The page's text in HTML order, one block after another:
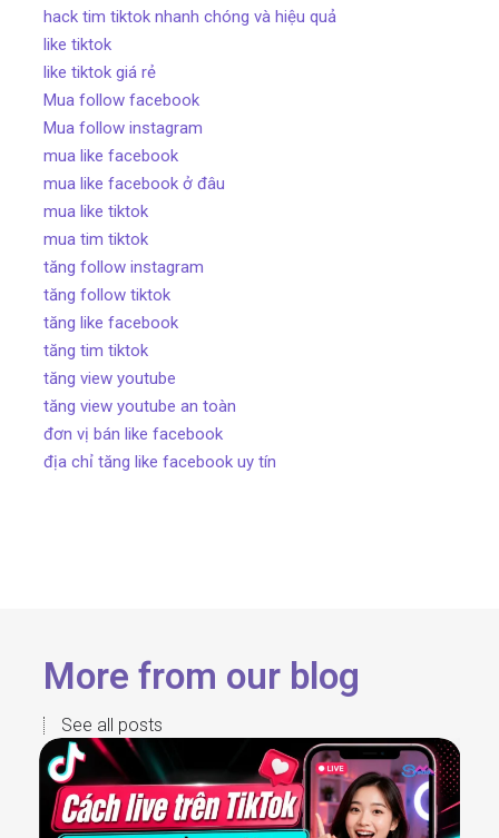
hack tim tiktok nhanh chóng và hiệu quả
like tiktok
like tiktok giá rẻ
Mua follow facebook
Mua follow instagram
mua like facebook
mua like facebook ở đâu
mua like tiktok
mua tim tiktok
tăng follow instagram
tăng follow tiktok
tăng like facebook
tăng tim tiktok
tăng view youtube
tăng view youtube an toàn
đơn vị bán like facebook
địa chỉ tăng like facebook uy tín
More from our blog
See all posts